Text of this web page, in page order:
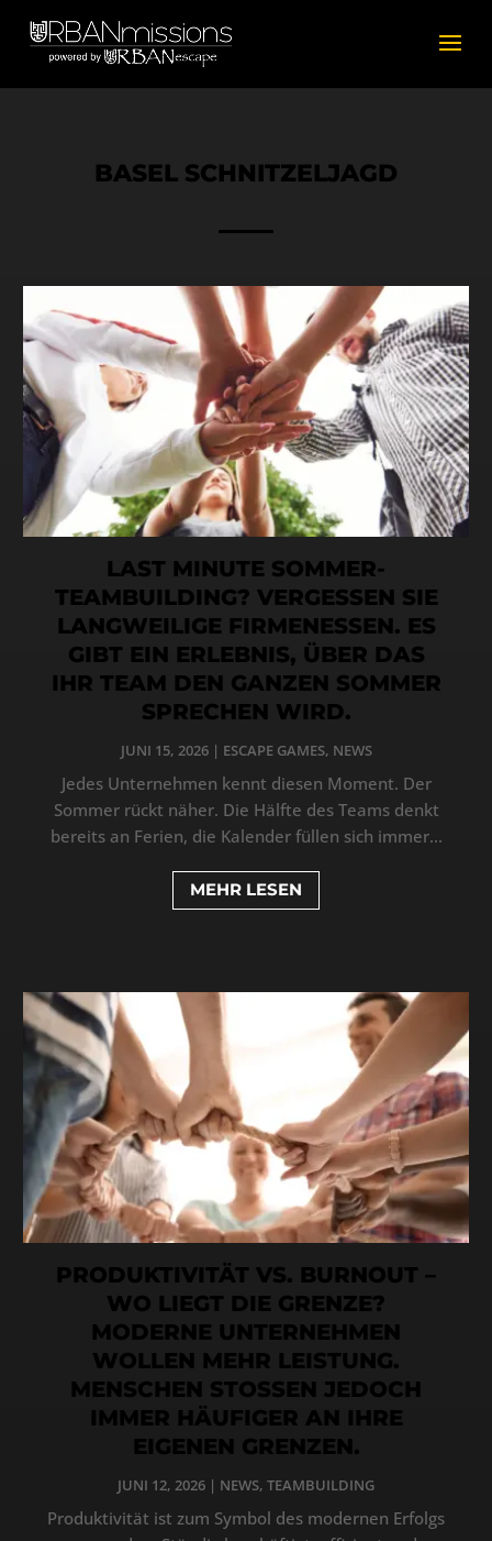
BASEL SCHNITZELJAGD
LAST MINUTE SOMMER-
TEAMBUILDING? VERGESSEN SIE
LANGWEILIGE FIRMENESSEN. ES
GIBT EIN ERLEBNIS, ÜBER DAS
IHR TEAM DEN GANZEN SOMMER
SPRECHEN WIRD.
JUNI 15, 2026| ESCAPE GAMES, NEWS
Jedes Unternehmen kennt diesen Moment. Der
Sommer rückt näher. Die Hälfte des Teams denkt
bereits an Ferien, die Kalender füllen sich immer...
MEHR LESEN
PRODUKTIVITÄT VS. BURNOUT –
WO LIEGT DIE GRENZE?
MODERNE UNTERNEHMEN
WOLLEN MEHR LEISTUNG.
MENSCHEN STOSSEN JEDOCH
IMMER HÄUFIGER AN IHRE
EIGENEN GRENZEN.
JUNI 12, 2026 | NEWS, TEAMBUILDING
Produktivität ist zum Symbol des modernen Erfolgs